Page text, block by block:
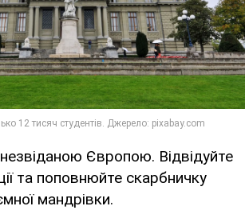
Європою. Відвідуйте
та поповнюйте скарбничку
мандрівки.